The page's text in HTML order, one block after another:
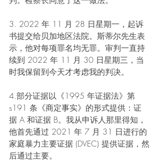
3. 2022 年 11 月 28 日星期一，起诉
书提交给贝加地区法院。斯蒂尔先生表
示，他对每项罪名均无罪。审判一直持
续到 2022 年 11 月 30 日星期三，当
时我保留到今天才考虑我的判决。
4.部分证据以《1995 年证据法》第
s191 条《商定事实》的形式提供：证
据 A 和证据 B。我从申诉人那里得知，
他首先通过 2021 年 7 月 31 日进行的
家庭暴力主要证据 (DVEC) 提供证据，然
后通过主要。